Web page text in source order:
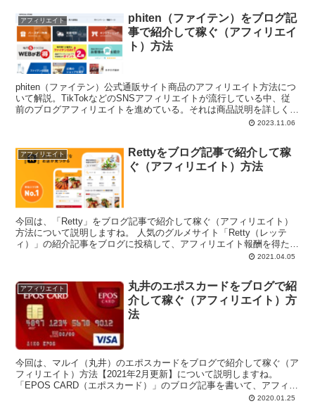
アフィリエイト
phiten（ファイテン）をブログ記
事で紹介して稼ぐ（アフィリエイ
ト）方法
phiten（ファイテン）公式通販サイト商品のアフィリエイト方法につ
いて解説。TikTokなどのSNSアフィリエイトが流行している中、従
前のブログアフィリエイトを進めている。それは商品説明を詳しくで
2023.11.06
アフィリエイト
Rettyをブログ記事で紹介して稼
ぐ（アフィリエイト）方法
今回は、「Retty」をブログ記事で紹介して稼ぐ（アフィリエイト）
方法について説明しますね。 人気のグルメサイト「Retty（レッテ
ィ）」の紹介記事をブログに投稿して、アフィリエイト報酬を得たい
2021.04.05
アフィリエイト
丸井のエポスカードをブログで紹
介して稼ぐ（アフィリエイト）方
法
今回は、マルイ（丸井）のエポスカードをブログで紹介して稼ぐ（ア
フィリエイト）方法【2021年2月更新】について説明しますね。
「EPOS CARD（エポスカード）」のブログ記事を書いて、アフィリ
2020.01.25